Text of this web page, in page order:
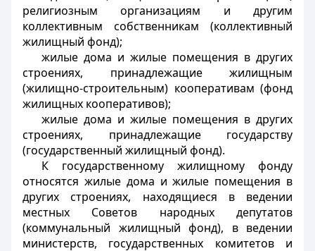
религиозным организациям и другим
коллективным собственникам (коллективный
жилищный фонд);
жилые дома и жилые помещения в других
строениях, принадлежащие жилищным
(жилищно-строительным) кооперативам (фонд
жилищных кооперативов);
жилые дома и жилые помещения в других
строениях, принадлежащие государству
(государственный жилищный фонд).
К государственному жилищному фонду
относятся жилые дома и жилые помещения в
других строениях, находящиеся в ведении
местных Советов народных депутатов
(коммунальный жилищный фонд), в ведении
министерств, государственных комитетов и